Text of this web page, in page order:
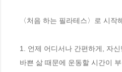
〈처음 하는 필라테스〉로 시작
1. 언제 어디서나 간편하게, 자
바쁜 삶 때문에 운동할 시간이